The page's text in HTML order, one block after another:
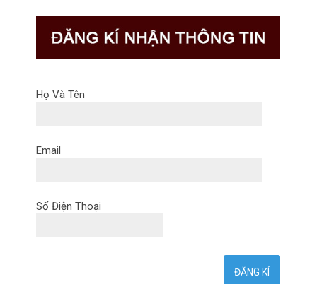
Họ Và Tên
Email
Số Điện Thoại